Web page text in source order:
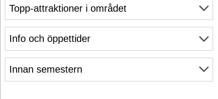
Info och öppettider
Innan semestern
Topp-attraktioner i området